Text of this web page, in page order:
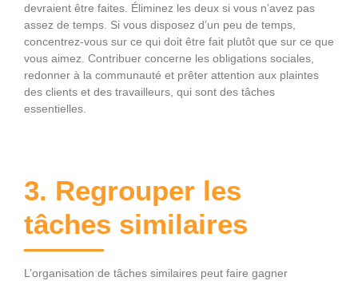
devraient être faites. Éliminez les deux si vous n’avez pas
assez de temps. Si vous disposez d’un peu de temps,
concentrez-vous sur ce qui doit être fait plutôt que sur ce que
vous aimez. Contribuer concerne les obligations sociales,
redonner à la communauté et prêter attention aux plaintes
des clients et des travailleurs, qui sont des tâches
essentielles.
3. Regrouper les
tâches similaires
L’organisation de tâches similaires peut faire gagner